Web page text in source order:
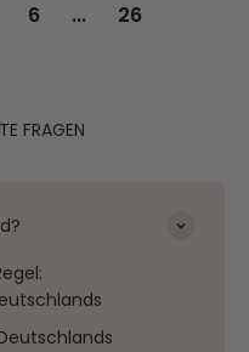
6 ... 26
FRAGEN